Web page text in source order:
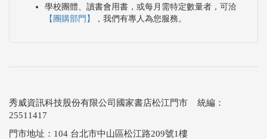
學校團體、讀書會用書，或每月需特定數量者，可洽
【團購部門】
，我們有專人為您服務。
秀威資訊科技股份有限公司國家書店松江門市 統編：
25511417
門市地址：104 台北市中山區松江路209號1樓